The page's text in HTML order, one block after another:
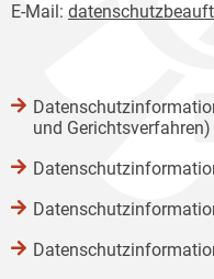
E-Mail:
und Gerichtsverfahren)